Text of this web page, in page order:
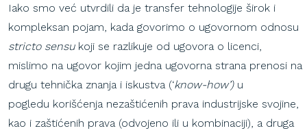
Iako smo već utvrdili da je transfer tehnologije širok i
kompleksan pojam, kada govorimo o ugovornom odnosu
stricto sensukoji se razlikuje od ugovora o licenci,
mislimo na ugovor kojim jedna ugovorna strana prenosi na
drugu tehnička znanja i iskustva (‘know-how’)u
pogledu korišćenja nezaštićenih prava industrijske svojine,
kao i zaštićenih prava (odvojeno ili u kombinaciji), a druga